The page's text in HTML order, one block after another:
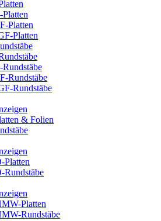
Platten
Platten
Rundstäbe
Rundstäbe
& Folien
Platten
Rundstäbe
Platten
Rundstäbe